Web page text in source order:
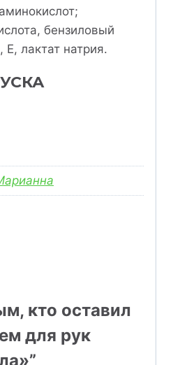
бензиловый
лактат натрия.
кто оставил
для рук